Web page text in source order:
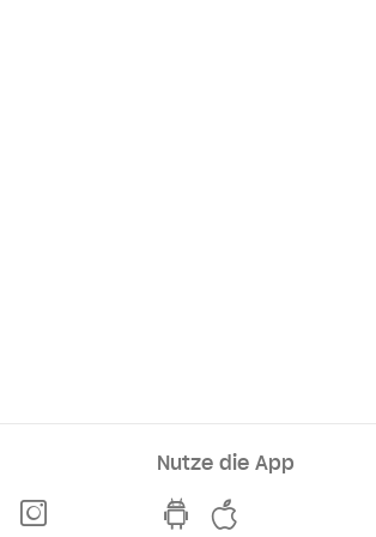
Linkedln
Nutze die App
hvv switch App